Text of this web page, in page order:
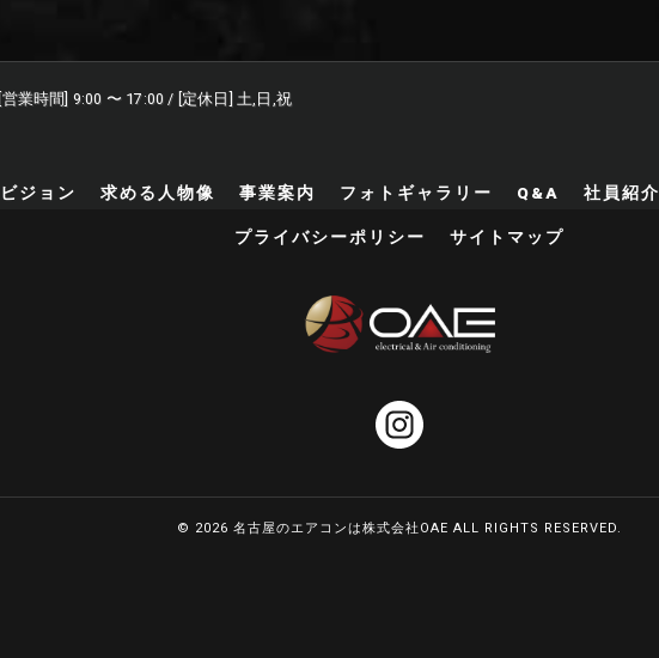
[営業時間] 9:00 〜 17:00 / [定休日] 土,日,祝
ビジョン 求める人物像 事業案内 フォトギャラリー Q&A 社員紹介
プライバシーポリシー サイトマップ
© 2026 名古屋のエアコンは株式会社OAE ALL RIGHTS RESERVED.